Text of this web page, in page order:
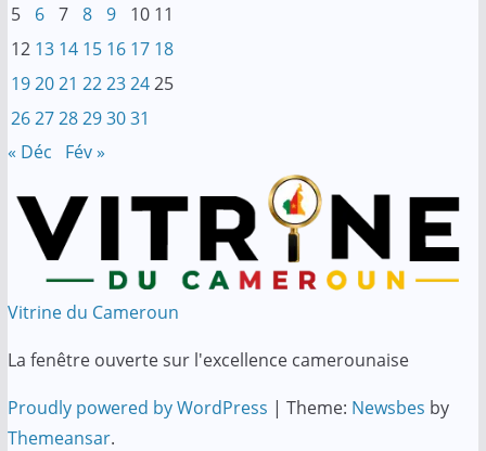
5
6 7 8 9 10 11
12 13 14 15 16 17 18
192021 22232425
262728293031
« Déc
Fév »
Vitrine du Cameroun
La fenêtre ouverte sur l'excellence camerounaise
Proudly powered by WordPress | Theme: Newsbes by
Themeansar.